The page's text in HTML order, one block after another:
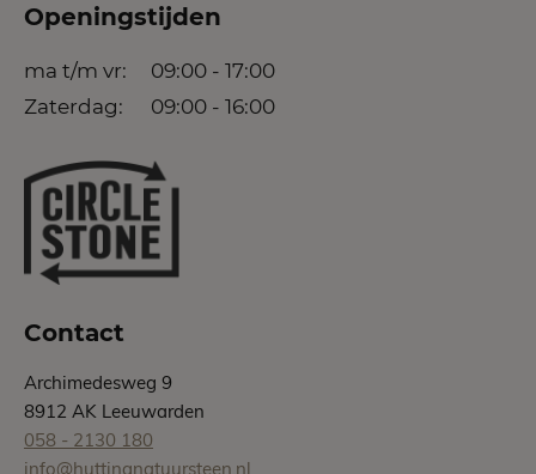
Openingstijden
ma t/m vr:
09:00 - 17:00
Zaterdag:
09:00 - 16:00
Contact
Archimedesweg 9
8912 AK Leeuwarden
058 - 2130 180
info@huttingnatuursteen.nl